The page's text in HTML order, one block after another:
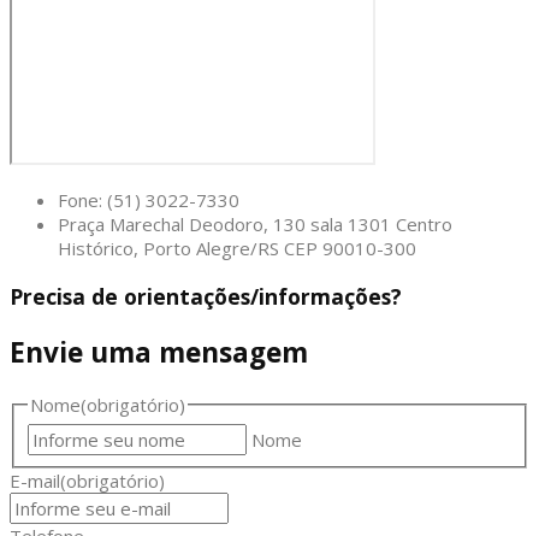
Fone: (51) 3022-7330
Praça Marechal Deodoro, 130 sala 1301 Centro
Histórico, Porto Alegre/RS CEP 90010-300
Precisa de orientações/informações?
Envie uma mensagem
Nome(obrigatório)
Nome
E-mail(obrigatório)